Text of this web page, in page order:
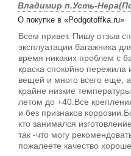
Владимир п.Усть-
О покупке в «Podgotoffka.ru»
Всем привет. Пишу отзыв
эксплуатации багажника
время никаких проблем с
краска спокойно пережила
вещей и много всего еще,
крайне низкие
летом до +40.Все
и без признаков
кто занимался
так -что могу
пожалеете качество